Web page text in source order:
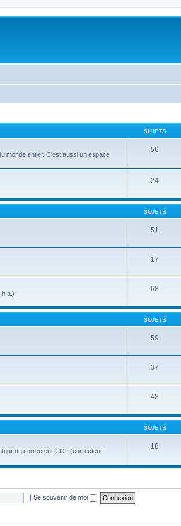
SUJETS
monde entier. C'est aussi un espace
56
24
SUJETS
51
17
h.a.)
68
SUJETS
59
37
48
SUJETS
du correcteur COL (correcteur
18
| Se souvenir de moi